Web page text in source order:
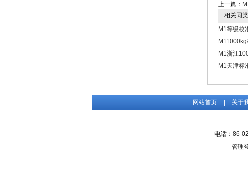
上一篇：
相关同类
M1等级校
M1浙江
M1天津标
网站首页 关于
电话：86-
管理